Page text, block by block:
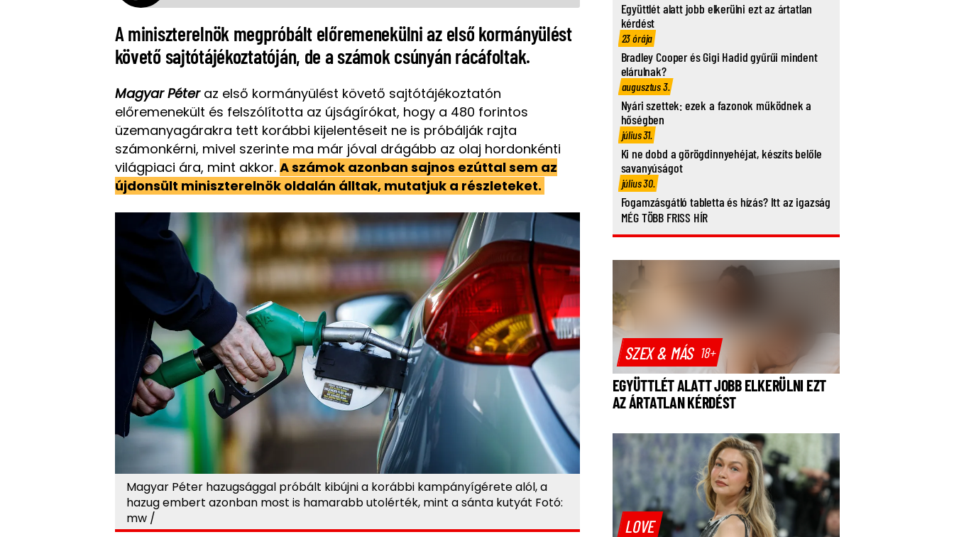
A miniszterelnök megpróbált előremenekülni az első kormányülést
követő sajtótájékoztatóján, de a számok csúnyán rácáfoltak.
Magyar Péteraz első kormányülést követő sajtótájékoztatón
előremenekült és felszólította az újságírókat, hogy a 480 forintos
üzemanyagárakra tett korábbi kijelentéseit ne is próbálják rajta
számonkérni, mivel szerinte ma már jóval drágább az olaj hordonkénti
világpiaci ára, mint akkor. A számok azonban sajnos ezúttal sem az
újdonsült miniszterelnök oldalán álltak, mutatjuk a részleteket.
Magyar Péter hazugsággal próbált kibújni a korábbi kampányígérete alól, a
hazug embert azonban most is hamarabb utolérték, mint a sánta kutyát Fotó:
mw /
Együttlét alatt jobb elkerülni ezt az ártatlan
kérdést
23 órája
Bradley Cooper és Gigi Hadid gyűrűi mindent
elárulnak?
augusztus 3.
Nyári szettek: ezek a fazonok működnek a
hőségben
július 31.
Ki ne dobd a görögdinnyehéjat, készíts belőle
savanyúságot
július 30.
Fogamzásgátló tabletta és hízás? Itt az igazság
MÉG TÖBB FRISS HÍR
SZEX & MÁS 18+
EGYÜTTLÉT ALATT JOBB ELKERÜLNI EZT
AZ ÁRTATLAN KÉRDÉST
LOVE